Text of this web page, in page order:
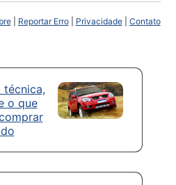
| Reportar Erro| Privacidade| Contato
técnica,
o que